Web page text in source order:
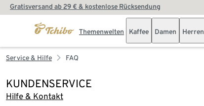
Gratisversand ab 29 € & kostenlose Rücksendung
Themenwelten Kaffee Damen Herren
Service & Hilfe FAQ
KUNDENSERVICE
Hilfe & Kontakt